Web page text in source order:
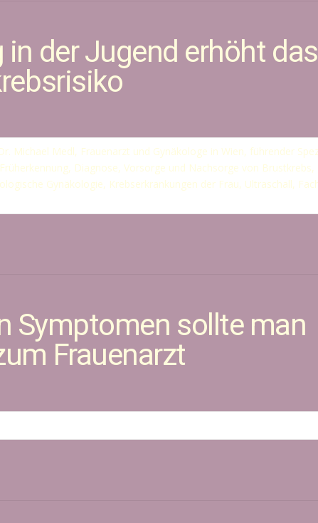
der Jugend erhöht das
Symptomen sollte man
Frauenarzt